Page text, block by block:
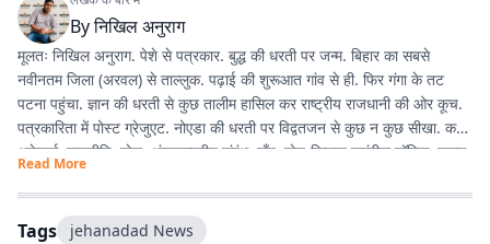
Byनिखिल अनुराग
मूलतः निखिल अनुराग. पेशे से पत्रकार. बुद्ध की धरती पर जन्म. बिहार का सबसे
नवीनतम जिला (अरवल) से ताल्लुक. पढ़ाई की शुरूआत गांव से ही. फिर गंगा के तट
पटना पहुंचा. ज्ञान की धरती से कुछ तालीम हासिल कर राष्ट्रीय राजधानी की ओर कूच.
पत्रकारिता में पोस्ट ग्रेजुएट. नोएडा की धरती पर विद्वतजन से कुछ न कुछ सीखा. करंट
अफ़ेयर्स, राजनीति, खेल, अंतरराष्ट्रीय संबंध, गाँव, खेत-किसान पसंदीदा टॉपिक. स्कूल,
कॉलेज युनिवर्सिटी में यूथ से गपशप करना एनर्जी का अतिरिक्त स्रोत. साल 2020 में
नोएडा से शुरू हुई इस लेखन यात्रा कलम, डेस्कटॉप, लैपटॉप के की-बोर्ड से होते हुए
स्मार्ट फोन तक पहुंच गयी. ज्यों-ज्यों उम्र बढ़ रही है, सीखने, पढ़ने, लिखने की भूख भी
Read More
Tags jehanadad News